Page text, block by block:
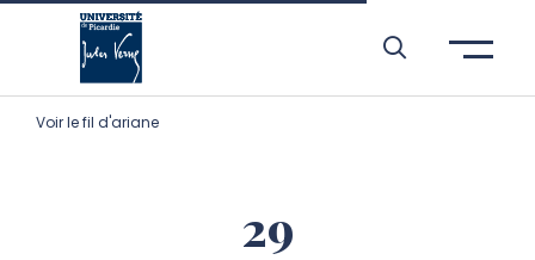
Aller à l’entête de page
Aller au menu principale
Aller au contenu principal
Aller à la recherche
Passer aux cookies
Aller au pied de page
Voir le fil d'ariane
29